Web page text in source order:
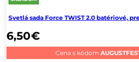
Svetlá sada Force TWIST 2.0 batériové,
6,50€
Cena s kódom